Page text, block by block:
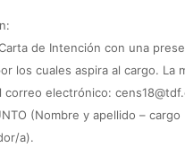
de Intención con una
los cuales aspira al cargo. La
correo electrónico:
(Nombre y apellido – cargo
a).